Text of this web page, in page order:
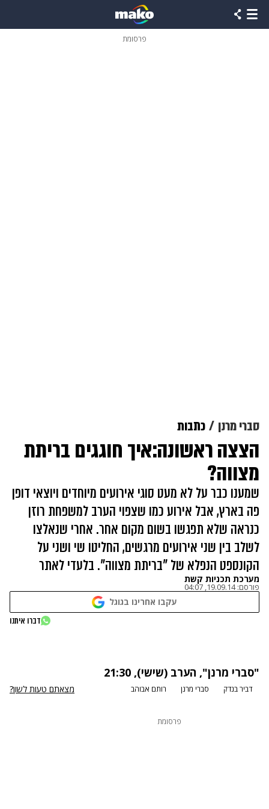
פרסומת
סברי מרנן כתבות
הצצה ראשונה:איך חוגגים בריתת
מצווה?
שמענו כבר על לא מעט סוגי אירועים מיוחדים ויוצאי דופן
פה בארץ, אבל אירוע כמו שצפוי הערב למשפחת רוזן
כנראה שלא תפגשו בשום מקום אחר. אחרי שנאלצו
לשלב בין שני אירועים מרגשים, החליטו שי ושני על
הקונספט הנפלא של "בריתת מצווה". בלעדי לאתר
מערכת תכניות קשת
פורסם:19.09.14, 04:07
עקבו אחרינו בגוגל
נתקלנו בבעיה
דברו איתנו
"סברי מרנן", הערב (שישי), 21:30
דביר בנדק סברי מרנן רותם אבוהב מצאתם טעות לשון?
פרסומת